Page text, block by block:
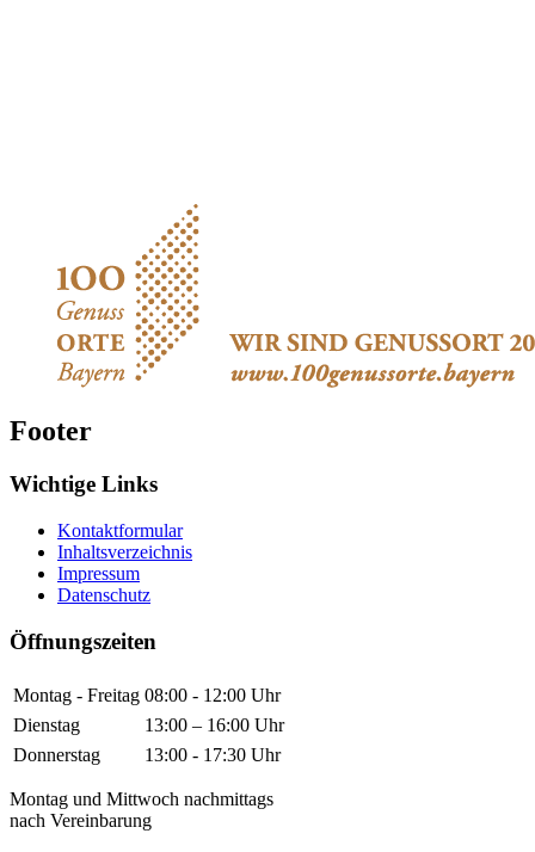
Footer
Wichtige Links
Kontaktformular
Inhaltsverzeichnis
Impressum
Datenschutz
Öffnungszeiten
Montag - Freitag 08:00 - 12:00 Uhr
Dienstag
13:00 – 16:00 Uhr
Donnerstag
13:00 - 17:30 Uhr
Montag und Mittwoch nachmittags
nach Vereinbarung